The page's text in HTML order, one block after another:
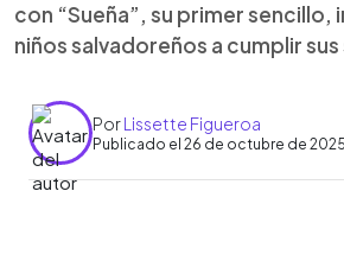
con “Sueña”, su primer sencillo,
niños salvadoreños a cumplir sus
PorLissette Figueroa
Publicado el 26 de octubre de 2025